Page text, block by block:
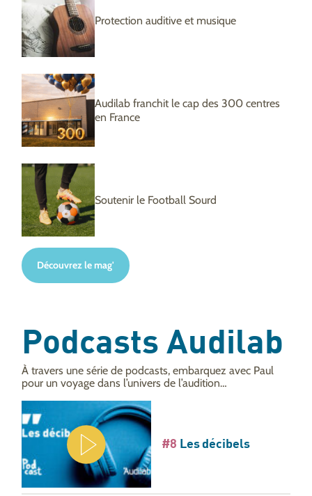
Protection auditive et musique
Audilab franchit le cap des 300 centres
en France
Soutenir le Football Sourd
Découvrez le mag'
Podcasts Audilab
À travers une série de podcasts, embarquez avec Paul
pour un voyage dans l’univers de l’audition…
#8 Les décibels